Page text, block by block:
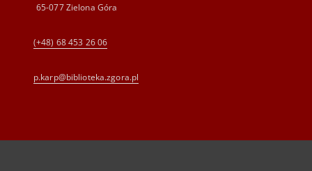
65-077 Zielona Góra
(+48) 68 453 26 06
p.karp@biblioteka.zgora.pl